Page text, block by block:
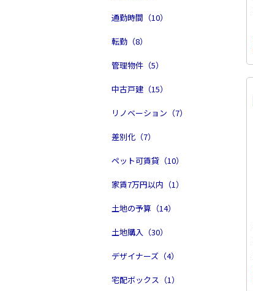
通勤時間（10）
転勤（8）
管理物件（5）
中古戸建（15）
リノベーション（7）
差別化（7）
ペット可賃貸（10）
家賃7万円以内（1）
土地の予算（14）
土地購入（30）
デザイナーズ（4）
宅配ボックス（1）